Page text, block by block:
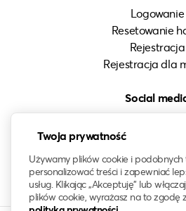
Twoja prywatność
Używamy plików cookie i podobnych
personalizować treści i zapewniać
usług. Klikając „Akceptuję” lub
plików cookie, wyrażasz na to zgodę
Logowanie
Resetowanie
Rejestracja
Rejestracja dla
Social
Instagram
Facebook